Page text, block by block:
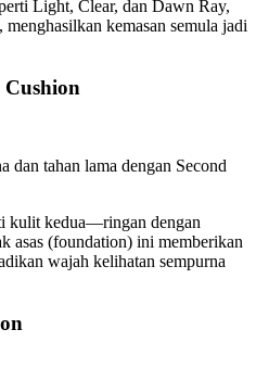
Light, Clear, dan Dawn Ray,
kemasan semula jadi
Cushion
dan tahan lama dengan Second
kulit kedua—ringan dengan
asas (foundation) ini memberikan
wajah kelihatan sempurna